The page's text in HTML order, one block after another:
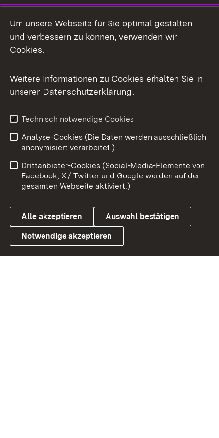
Facebook
X / Twitter
Youtube
Link zum Landesportal
Impressum
Kontakt
Barrierefreiheit
Datenschutz
Cookies
Um unsere Webseite für Sie optimal gestalten
und verbessern zu können, verwenden wir
Cookies.
Weitere Informationen zu Cookies erhalten Sie in
unserer Datenschutzerklärung.
Technisch notwendige Cookies
Analyse-Cookies (Die Daten werden ausschließlich
anonymisiert verarbeitet.)
Drittanbieter-Cookies (Social-Media-Elemente von
Facebook, X / Twitter und Google werden auf der
gesamten Webseite aktiviert.)
Alle akzeptieren Auswahl bestätigen
Notwendige akzeptieren